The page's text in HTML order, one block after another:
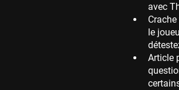
32
31
29
avec
le
Article